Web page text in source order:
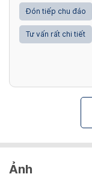
Đón tiếp chu đáo
Tư vấn rất chi tiết
Ảnh